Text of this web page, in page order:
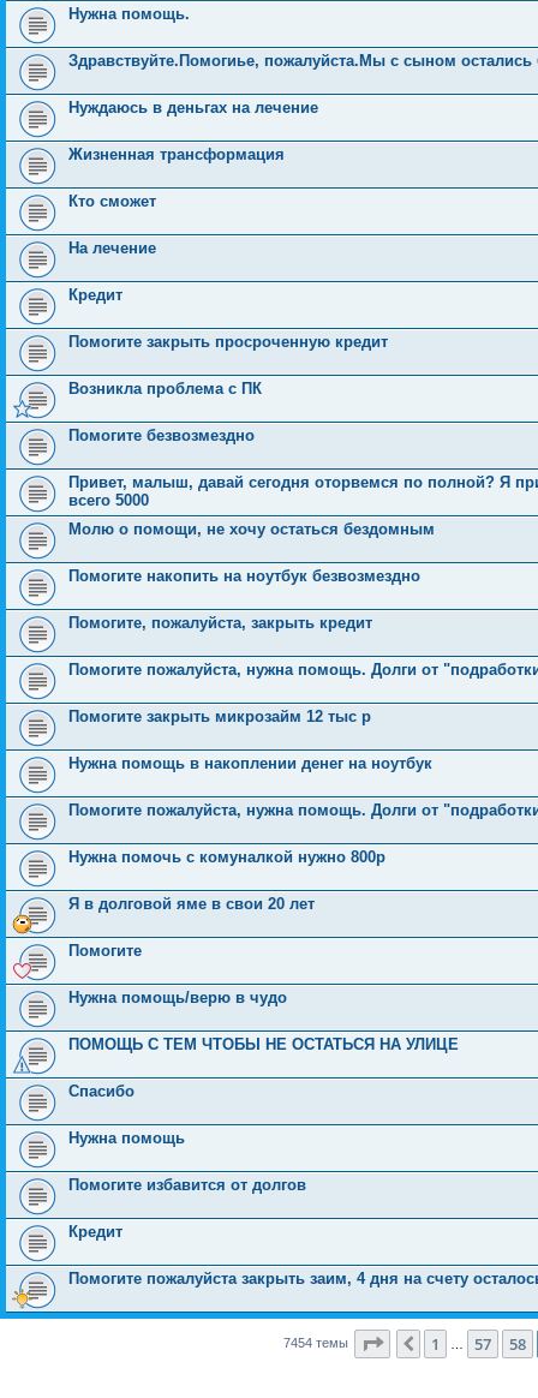
Нужна помощь.
Здравствуйте.Помогиье, пожалуйста.Мы с сыном остались
Нуждаюсь в деньгах на лечение
Жизненная трансформация
Кто сможет
На лечение
Кредит
Помогите закрыть просроченную кредит
Возникла проблема с ПК
Помогите безвозмездно
Привет, малыш, давай сегодня оторвемся по полной? Я
всего 5000
Молю о помощи, не хочу остаться бездомным
Помогите накопить на ноутбук безвозмездно
Помогите, пожалуйста, закрыть кредит
Помогите пожалуйста, нужна помощь. Долги от
Помогите закрыть микрозайм 12 тыс р
Нужна помощь в накоплении денег на ноутбук
Помогите пожалуйста, нужна помощь. Долги от
Нужна помочь с комуналкой нужно 800р
Я в долговой яме в свои 20 лет
Помогите
Нужна помощь/верю в чудо
ПОМОЩЬ С ТЕМ ЧТОБЫ НЕ ОСТАТЬСЯ НА УЛИЦЕ
Спасибо
Нужна помощь
Помогите избавится от долгов
Кредит
Помогите пожалуйста закрыть заим, 4 дня на счету
7454 темы Страница 59из 150
Пред.
1 57 58